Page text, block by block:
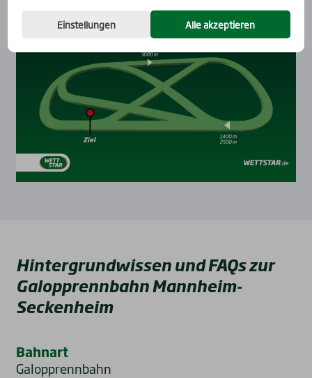
Hintergrundwissen und FAQs zur
Galopprennbahn Mannheim-
Seckenheim
Bahnart
Galopprennbahn
Einstellungen Alle akzeptieren